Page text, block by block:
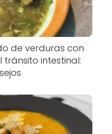
de verduras con
intestinal: